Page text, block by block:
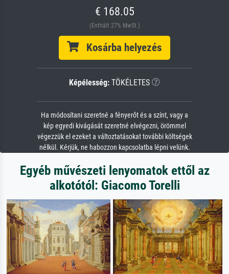
€ 168.05
(Enthält 27% MwSt.)
Kosárba helyezés
Képélesség: TÖKÉLETES
Ha módosítani szeretné a fényerőt és a színt, vagy a
kép egyedi kivágását szeretné elvégezni, örömmel
végezzük el ezeket a változtatásokat további költségek
nélkül. Kérjük, ne habozzon kapcsolatba lépni velünk.
Egyéb művészeti lenyomatok ettől az
alkotótól: Giacomo Torelli